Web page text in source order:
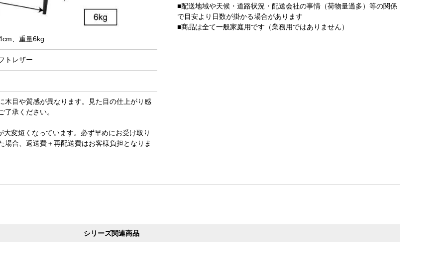
■配送地域や天候・道路状況・配送会社の事情（荷物量過多）等の関係
で目安より日数が掛かる場合があります
■商品は全て一般家庭用です（業務用ではありません）
、重量6kg
トレザー
目や質感が異なります。見た目の仕上がり感
承ください。
変短くなっています。必ず早めにお受け取り
合、返送費＋再配送費はお客様負担となりま
シリーズ関連商品